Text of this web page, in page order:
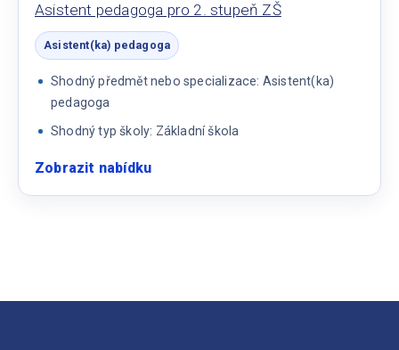
Asistent pedagoga pro 2. stupeň ZŠ
Asistent(ka) pedagoga
Shodný předmět nebo specializace: Asistent(ka)
pedagoga
Shodný typ školy: Základní škola
Zobrazit nabídku: